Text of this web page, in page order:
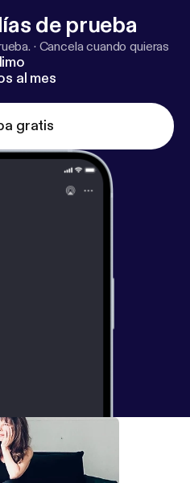
cabec
www.facebook.com/ca
] * YouTube:
]
de prueba
· Cancela cuando quieras
al mes
gratis